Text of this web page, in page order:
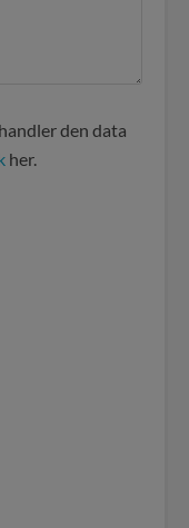
den data
her.